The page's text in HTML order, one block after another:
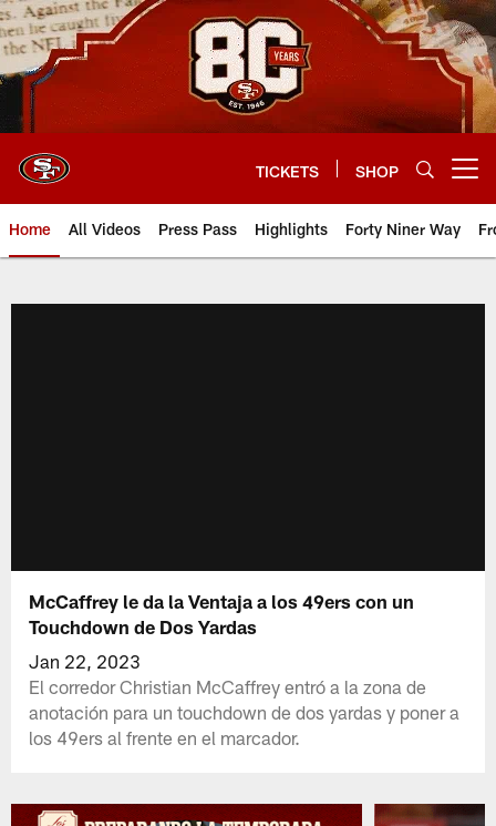
Skip
to
main
content
TICKETS SHOP
Home All Videos Press Pass Highlights Forty Niner Way
McCaffrey le da la Ventaja a los 49ers con un
Touchdown de Dos Yardas
Jan 22, 2023
El corredor Christian McCaffrey entró a la zona de
anotación para un touchdown de dos yardas y poner a
los 49ers al frente en el marcador.